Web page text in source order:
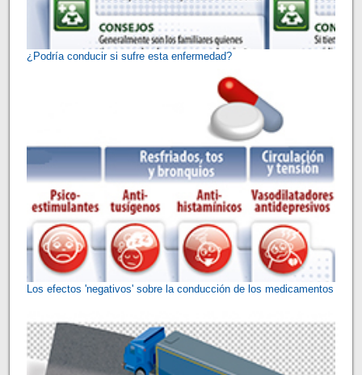
¿Podría conducir si sufre esta enfermedad?
Los efectos 'negativos' sobre la conducción de los medicamentos